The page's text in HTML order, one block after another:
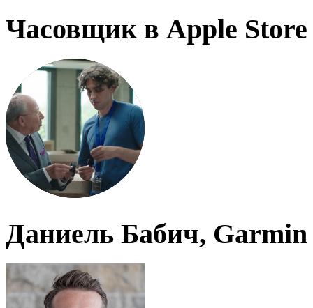
Часовщик в Apple Store
Даниель Бабич, Garmin